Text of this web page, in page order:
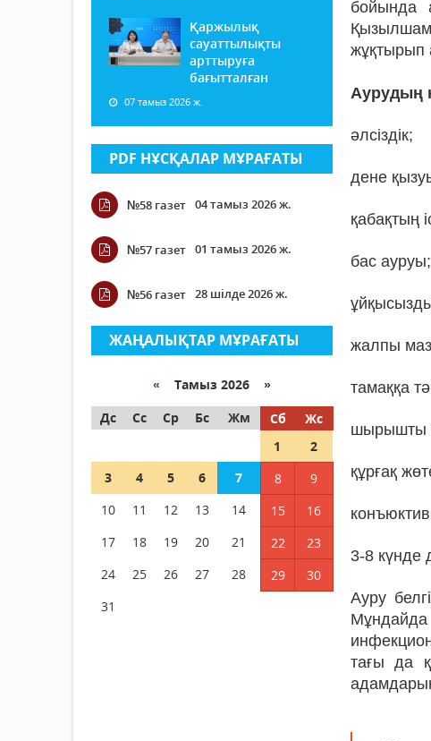
Қаржылық
сауаттылықты
арттыруға
бағытталған
07 тамыз 2026 ж.
PDF НҰСҚАЛАР МҰРАҒАТЫ
№58 газет 04 тамыз 2026 ж.
№57 газет 01 тамыз 2026 ж.
№56 газет 28 шілде 2026 ж.
ЖАҢАЛЫҚТАР МҰРАҒАТЫ
« Тамыз 2026 »
Дс
Сс Ср Бс Жм Сб
Жс
1
2
3
4 5 6 7 8
9
10
11 12 13 14 15
16
17
18 19 20 21 22
23
24
25 26 27 28 29
30
31
бойында
жұқтырып
Аурудың
әлсіздік;
дене
қабақтың
бас ауруы;
жалпы
тамаққа
шырышты
құрғақ
3-8 күнде
Ауру
тағы да